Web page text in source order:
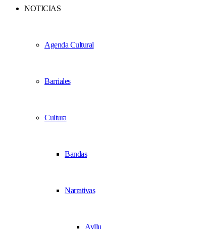
NOTICIAS
Agenda Cultural
Barriales
Cultura
Bandas
Narrativas
Ayllu